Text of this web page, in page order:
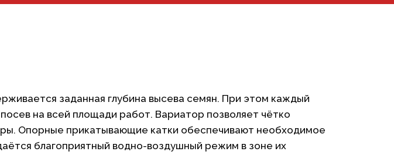
заданная глубина высева семян. При этом каждый
на всей площади работ. Вариатор позволяет чётко
Опорные прикатывающие катки обеспечивают необходимое
благоприятный водно-воздушный режим в зоне их